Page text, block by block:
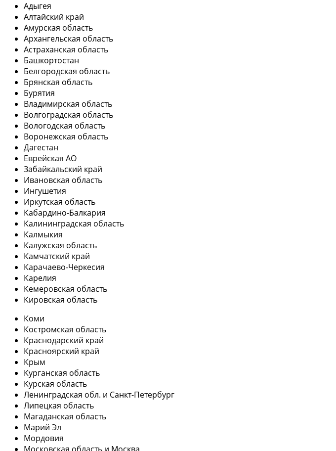
Адыгея
Алтайский край
Амурская область
Архангельская область
Астраханская область
Башкортостан
Белгородская область
Брянская область
Бурятия
Владимирская область
Волгоградская область
Вологодская область
Воронежская область
Дагестан
Еврейская АО
Забайкальский край
Ивановская область
Ингушетия
Иркутская область
Кабардино-Балкария
Калининградская область
Калмыкия
Калужская область
Камчатский край
Карачаево-Черкесия
Карелия
Кемеровская область
Кировская область
Коми
Костромская область
Краснодарский край
Красноярский край
Крым
Курганская область
Курская область
Ленинградская обл. и Санкт-Петербург
Липецкая область
Магаданская область
Марий Эл
Мордовия